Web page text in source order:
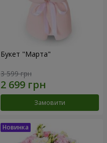
Букет "Марта"
3 599 грн
Замовити